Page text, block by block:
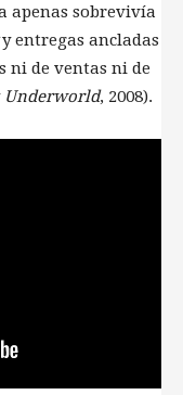
apenas sobrevivía
entregas ancladas
ni de ventas ni de
Underworld, 2008).